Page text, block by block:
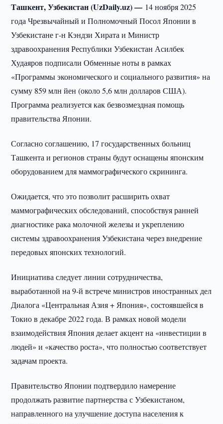
Ташкент, Узбекистан (UzDaily.uz) — 14 ноября 2025
года Чрезвычайный и Полномочный Посол Японии в
Узбекистане г-н Кэндзи Хирата и Министр
здравоохранения Республики Узбекистан Асилбек
Худаяров подписали Обменные ноты в рамках
«Программы экономического и социального развития» на
сумму 859 млн йен (около 5,6 млн долларов США).
Программа реализуется как безвозмездная помощь
правительства Японии.
Согласно соглашению, 17 государственных больниц
Ташкента и регионов страны будут оснащены японским
оборудованием для маммографического скрининга.
Ожидается, что это позволит расширить охват
маммографических обследований, способствуя ранней
диагностике рака молочной железы и укреплению
системы здравоохранения Узбекистана через внедрение
передовых японских технологий.
Инициатива следует линии сотрудничества,
выработанной на 9-й встрече министров иностранных дел
Диалога «Центральная Азия + Япония», состоявшейся в
Токио в декабре 2022 года. В рамках новой модели
взаимодействия Япония делает акцент на «инвестиции в
людей» и «качество роста», что полностью соответствует
задачам проекта.
Правительство Японии подтвердило намерение
продолжать развитие партнерства с Узбекистаном,
направленного на улучшение доступа населения к